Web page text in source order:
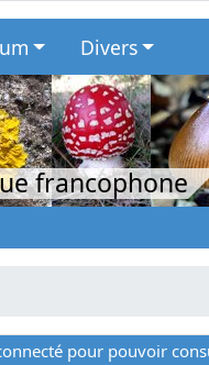
Divers
francophone
pour pouvoir